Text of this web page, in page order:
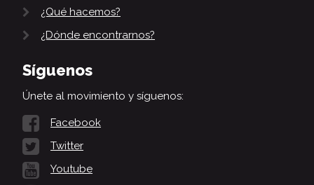
¿Qué hacemos?
¿Dónde encontrarnos?
Síguenos
Únete al movimiento y síguenos:
Facebook
Twitter
Youtube